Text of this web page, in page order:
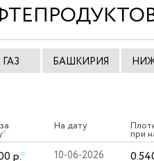
ГАЗ БАШКИРИЯ
*
На дату
при
р.* 10-06-2026